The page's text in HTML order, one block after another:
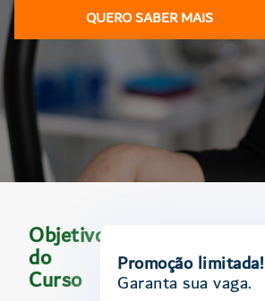
QUERO SABER MAIS
Objetivo
do
Curso Promoção limitada!
Garanta sua vaga.